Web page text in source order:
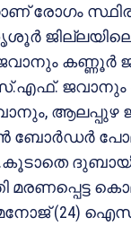
രോഗം
ജില്ലയിലെ
കണ്ണൂര്‍
ജവാനും
ആലപ്പുഴ
ബോര്‍ഡര്‍
മരണപ്പെട്ട
(24)